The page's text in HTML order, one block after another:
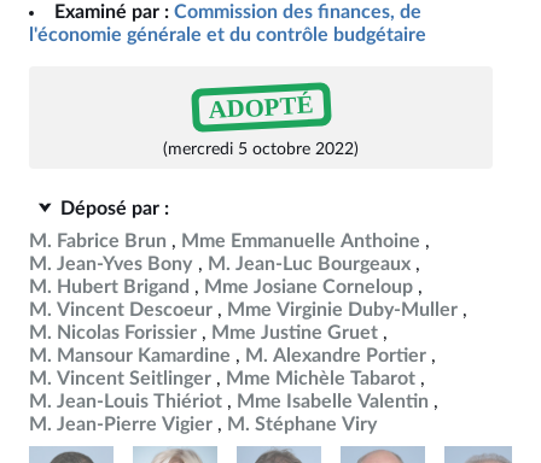
Examiné par : Commission des finances, de
l'économie générale et du contrôle budgétaire
ADOPTÉ
(mercredi 5 octobre 2022)
Déposé par :
M. Fabrice Brun
Mme Emmanuelle Anthoine
M. Jean-Yves Bony
M. Jean-Luc Bourgeaux
M. Hubert Brigand
Mme Josiane Corneloup
M. Vincent Descoeur
Mme Virginie Duby-Muller
M. Nicolas Forissier
Mme Justine Gruet
M. Mansour Kamardine
M. Alexandre Portier
M. Vincent Seitlinger
Mme Michèle Tabarot
M. Jean-Louis Thiériot
Mme Isabelle Valentin
M. Jean-Pierre Vigier
M. Stéphane Viry